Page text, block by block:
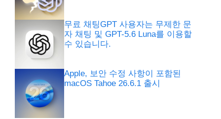
무료 채팅GPT 사용자는 무제한 문
자 채팅 및 GPT-5.6 Luna를 이용할
수 있습니다.
Apple, 보안 수정 사항이 포함된
macOS Tahoe 26.6.1 출시